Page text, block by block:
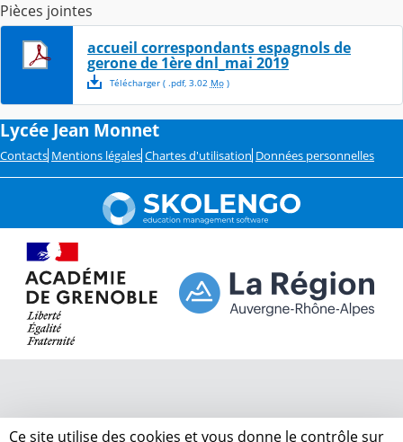
Pièces jointes
accueil correspondants espagnols de
gerone de 1ère dnl_mai 2019
Télécharger( .pdf, 3.02 Mo)
Lycée Jean Monnet
Contacts Mentions légales Chartes d'utilisation Données personnelles
Ce site utilise des cookies et vous donne le contrôle sur